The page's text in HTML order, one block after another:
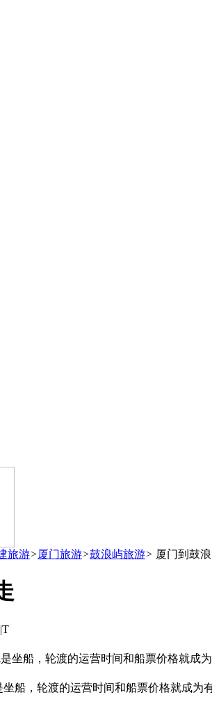
旅游>厦门旅游>鼓浪屿旅游> 厦门到鼓
|T
坐船，轮渡的运营时间和船票价格就
船，轮渡的运营时间和船票价格就成